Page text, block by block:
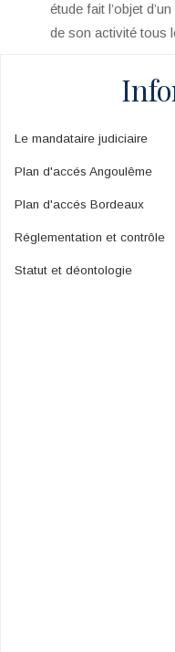
étude fait l’objet
de son activité tous
Le mandataire judiciaire
Plan d'accés Angoulême
Plan d'accés Bordeaux
Réglementation et contrôle
Statut et déontologie